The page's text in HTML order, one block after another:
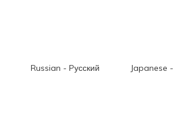
Russian - Pусский
Japanese -